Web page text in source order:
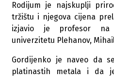
Rodijum je najskuplji
tržištu i njegova cijena
izjavio je profesor na
univerzitetu Plehanov,
Gordijenko je naveo da
platinastih metala i da